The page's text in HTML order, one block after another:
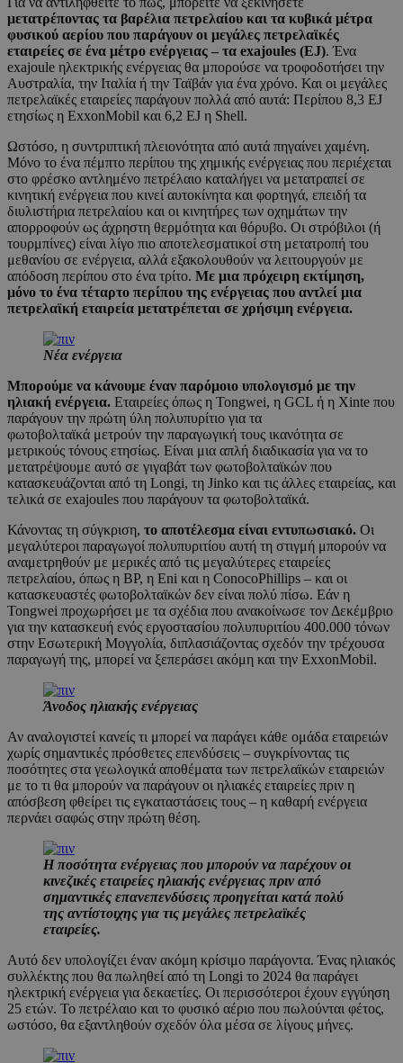
μετατρέποντας τα βαρέλια πετρελαίου και τα κυβικά μέτρα
φυσικού αερίου που παράγουν οι μεγάλες πετρελαϊκές
εταιρείες σε ένα μέτρο ενέργειας – τα exajoules (EJ). Ένα
exajoule ηλεκτρικής ενέργειας θα μπορούσε να τροφοδοτήσει την
Αυστραλία, την Ιταλία ή την Ταϊβάν για ένα χρόνο. Και οι μεγάλες
πετρελαϊκές εταιρείες παράγουν πολλά από αυτά: Περίπου 8,3 EJ
ετησίως η ExxonMobil και 6,2 EJ η Shell.
Ωστόσο, η συντριπτική πλειονότητα από αυτά πηγαίνει χαμένη.
Μόνο το ένα πέμπτο περίπου της χημικής ενέργειας που περιέχεται
στο φρέσκο αντλημένο πετρέλαιο καταλήγει να μετατραπεί σε
κινητική ενέργεια που κινεί αυτοκίνητα και φορτηγά, επειδή τα
διυλιστήρια πετρελαίου και οι κινητήρες των οχημάτων την
απορροφούν ως άχρηστη θερμότητα και θόρυβο. Οι στρόβιλοι (ή
τουρμπίνες) είναι λίγο πιο αποτελεσματικοί στη μετατροπή του
μεθανίου σε ενέργεια, αλλά εξακολουθούν να λειτουργούν με
απόδοση περίπου στο ένα τρίτο. Με μια πρόχειρη εκτίμηση,
μόνο το ένα τέταρτο περίπου της ενέργειας που αντλεί μια
πετρελαϊκή εταιρεία μετατρέπεται σε χρήσιμη ενέργεια.
Νέα ενέργεια
Μπορούμε να κάνουμε έναν παρόμοιο υπολογισμό με την
ηλιακή ενέργεια. Εταιρείες όπως η Tongwei, η GCL ή η Xinte που
παράγουν την πρώτη ύλη πολυπυρίτιο για τα
φωτοβολταϊκά μετρούν την παραγωγική τους ικανότητα σε
μετρικούς τόνους ετησίως. Είναι μια απλή διαδικασία για να το
μετατρέψουμε αυτό σε γιγαβάτ των φωτοβολταϊκών που
κατασκευάζονται από τη Longi, τη Jinko και τις άλλες εταιρείας, και
τελικά σε exajoules που παράγουν τα φωτοβολταϊκά.
Κάνοντας τη σύγκριση, το αποτέλεσμα είναι εντυπωσιακό. Οι
μεγαλύτεροι παραγωγοί πολυπυριτίου αυτή τη στιγμή μπορούν να
αναμετρηθούν με μερικές από τις μεγαλύτερες εταιρείες
πετρελαίου, όπως η BP, η Eni και η ConocoPhillips – και οι
κατασκευαστές φωτοβολταϊκών δεν είναι πολύ πίσω. Εάν η
Tongwei προχωρήσει με τα σχέδια που ανακοίνωσε τον Δεκέμβριο
για την κατασκευή ενός εργοστασίου πολυπυριτίου 400.000 τόνων
στην Εσωτερική Μογγολία, διπλασιάζοντας σχεδόν την τρέχουσα
παραγωγή της, μπορεί να ξεπεράσει ακόμη και την ExxonMobil.
Άνοδος ηλιακής ενέργειας
Αν αναλογιστεί κανείς τι μπορεί να παράγει κάθε ομάδα εταιρειών
χωρίς σημαντικές πρόσθετες επενδύσεις – συγκρίνοντας τις
ποσότητες στα γεωλογικά αποθέματα των πετρελαϊκών εταιρειών
με το τι θα μπορούν να παράγουν οι ηλιακές εταιρείες πριν η
απόσβεση φθείρει τις εγκαταστάσεις τους – η καθαρή ενέργεια
περνάει σαφώς στην πρώτη θέση.
Η ποσότητα ενέργειας που μπορούν να παρέχουν οι
κινεζικές εταιρείες ηλιακής ενέργειας πριν από
σημαντικές επανεπενδύσεις προηγείται κατά πολύ
της αντίστοιχης για τις μεγάλες πετρελαϊκές
εταιρείες.
Αυτό δεν υπολογίζει έναν ακόμη κρίσιμο παράγοντα. Ένας ηλιακός
συλλέκτης που θα πωληθεί από τη Longi το 2024 θα παράγει
ηλεκτρική ενέργεια για δεκαετίες. Οι περισσότεροι έχουν εγγύηση
25 ετών. Το πετρέλαιο και το φυσικό αέριο που πωλούνται φέτος,
ωστόσο, θα εξαντληθούν σχεδόν όλα μέσα σε λίγους μήνες.